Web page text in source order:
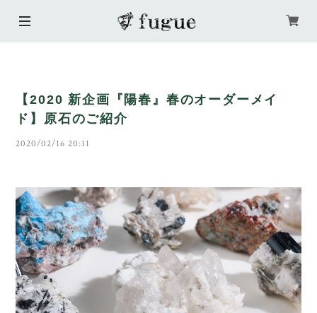
【2020 新企画『陽春』春のオーダーメイ
ド】原石のご紹介
2020/02/16 20:11